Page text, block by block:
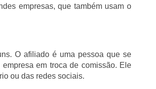
empresas, que também usam o
O afiliado é uma pessoa que se
em troca de comissão. Ele
ou das redes sociais.